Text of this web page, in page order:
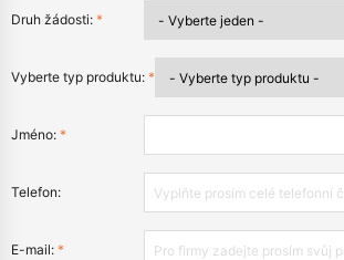
Druh žádosti: *
Vyberte typ produktu: *
Jméno: *
Telefon:
E-mail: *